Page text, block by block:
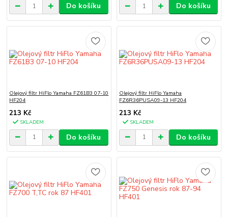
Do košíku Do košíku
Olejový filtr HiFlo Yamaha FZ61B3 07-10
HF204
213 Kč
SKLADEM
Do košíku
Olejový filtr HiFlo Yamaha
FZ6R36PUSA09-13 HF204
213 Kč
SKLADEM
Do košíku